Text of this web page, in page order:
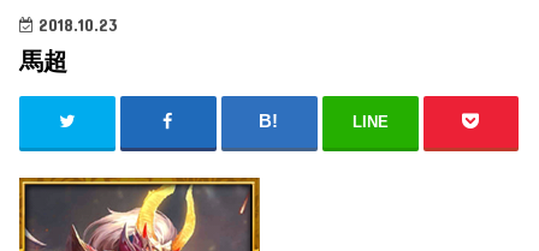
2018.10.23
馬超
LINE